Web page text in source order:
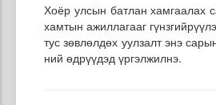
Хоёр улсын батлан хамгаалах
хамтын ажиллагааг
тус зөвлөлдөх уулзалт энэ
ний өдрүүдэд үргэлжилнэ.